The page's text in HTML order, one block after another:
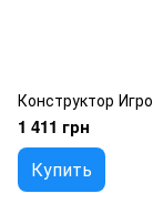
Конструктор
1 411 грн
Купить